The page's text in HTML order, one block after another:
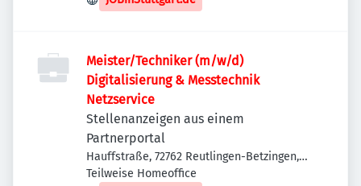
Meister/Techniker (m/w/d)
Digitalisierung & Messtechnik
Netzservice
Stellenanzeigen aus einem
Partnerportal
Hauffstraße, 72762 Reutlingen-Betzingen,
Deutschland
Teilweise Homeoffice